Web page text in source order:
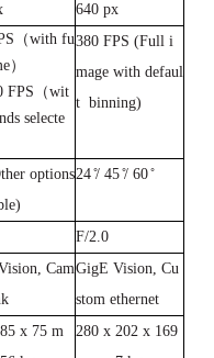
640 px
（with fu
）
FPS（wit
selecte
380 FPS (Full i
mage with defaul
t binning)
options24 ̊/ 45 ̊/ 60 ̊
F/2.0
CamGigE Vision, Cu
stom ethernet
x 75 m
280 x 202 x 169